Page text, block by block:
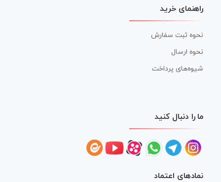
راهنمای خرید
نحوه ثبت سفارش
نحوه ارسال
شیوه‌های پرداخت
ما را دنبال کنید
نمادهای اعتماد